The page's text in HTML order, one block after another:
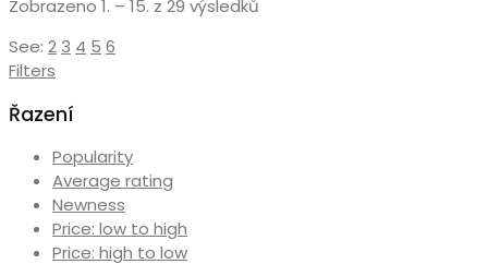
Zobrazeno 1. – 15. z 29 výsledků
See: 2 3 4 5 6
Filters
Řazení
Popularity
Average rating
Newness
Price: low to high
Price: high to low